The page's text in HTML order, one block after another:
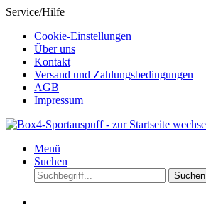
Service/Hilfe
Cookie-Einstellungen
Über uns
Kontakt
Versand und Zahlungsbedingungen
AGB
Impressum
Menü
Suchen
Suchen